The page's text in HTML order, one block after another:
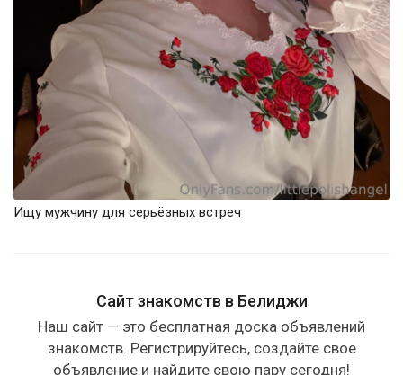
Ищу мужчину для серьёзных встреч
Сайт знакомств в Белиджи
Наш сайт — это бесплатная доска объявлений
знакомств. Регистрируйтесь, создайте свое
объявление и найдите свою пару сегодня!